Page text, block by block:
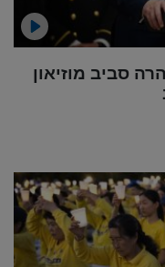
סביב מוזיאון